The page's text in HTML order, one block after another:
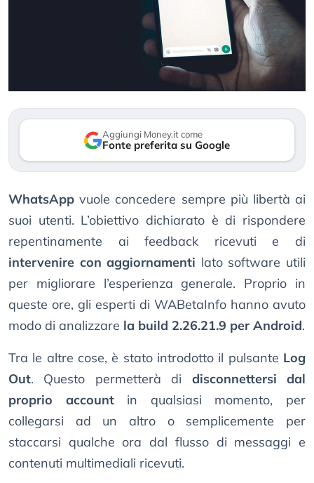
Aggiungi Money.it come
Fonte preferita su Google
WhatsApp vuole concedere sempre più libertà ai
suoi utenti. L’obiettivo dichiarato è di rispondere
repentinamente ai feedback ricevuti e di
intervenire con aggiornamenti lato software utili
per migliorare l’esperienza generale. Proprio in
queste ore, gli esperti di WABetaInfo hanno avuto
modo di analizzare la build 2.26.21.9 per Android.
Tra le altre cose, è stato introdotto il pulsante Log
Out. Questo permetterà di disconnettersi dal
proprio accountin qualsiasi momento, per
collegarsi ad un altro o semplicemente per
staccarsi qualche ora dal flusso di messaggi e
contenuti multimediali ricevuti.